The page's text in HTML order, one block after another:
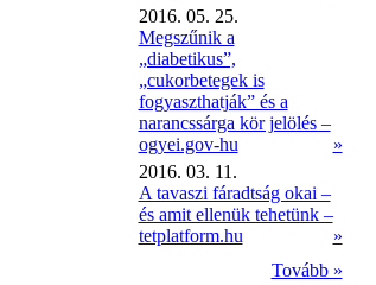
2016. 05. 25.
Megszűnik a
„diabetikus”,
„cukorbetegek is
fogyaszthatják” és a
narancssárga kör jelölés –
ogyei.gov-hu
»
2016. 03. 11.
A tavaszi fáradtság okai –
és amit ellenük tehetünk –
tetplatform.hu
»
Tovább »